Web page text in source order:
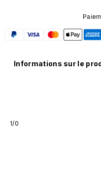
Informations sur le
1/0